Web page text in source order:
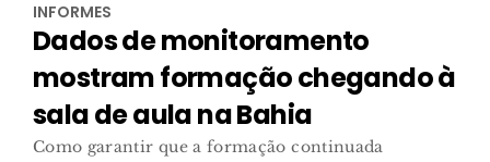
INFORMES
Dados de monitoramento
mostram formação chegando à
sala de aula na Bahia
Como garantir que a formação continuada